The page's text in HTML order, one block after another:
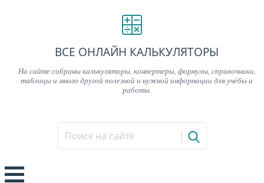
ВСЕ ОНЛАЙН КАЛЬКУЛЯТОРЫ
На сайте собраны калькуляторы, конвертеры, формулы, справочники,
таблицы и много другой полезной и нужной информации для учёбы и
работы.